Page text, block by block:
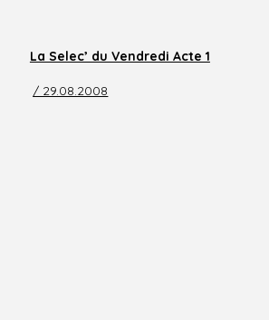
La Selec’ du Vendredi Acte 1
/ 29.08.2008